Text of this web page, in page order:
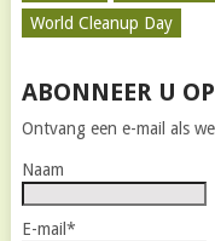
World Cleanup Day
ABONNEER U
Ontvang een e-mail als
Naam
E-mail*